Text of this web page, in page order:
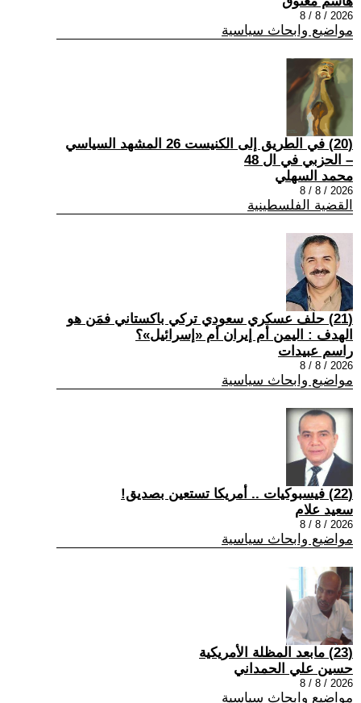
2026 / 8 / 8
مواضيع وابحاث سياسية
(20) في الطريق إلى الكنيست 26 المشهد السياسي
– الحزبي في ال 48
محمد السهلي
2026 / 8 / 8
القضية الفلسطينية
(21) حلف عسكري سعودي تركي باكستاني فمَن هو
الهدف : اليمن أم إيران أم «إسرائيل»؟
راسم عبيدات
2026 / 8 / 8
مواضيع وابحاث سياسية
(22) فيسبوكيات .. أمريكا تستعين بصديق!
سعيد علام
2026 / 8 / 8
مواضيع وابحاث سياسية
(23) مابعد المظلة الأمريكية
حسين علي الحمداني
2026 / 8 / 8
مواضيع وابحاث سياسية